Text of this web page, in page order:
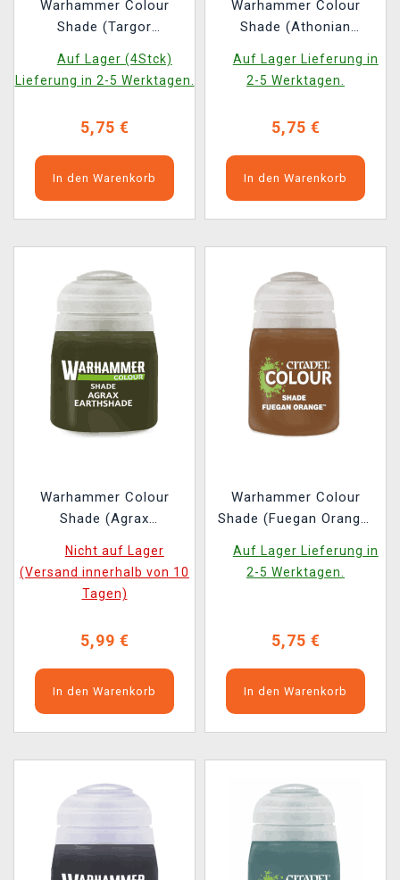
Warhammer Colour
Shade (Targor
Lila
Auf Lager (4Stck)
Lieferung in 2-5 Werktagen.
5,75 €
In den Warenkorb
Warhammer Colour
Shade (Athonian
Tonfarbe, Grün 2022
Auf Lager Lieferung in
2-5 Werktagen.
5,75 €
In den Warenkorb
Warhammer Colour
Shade (Agrax
barva, hnědá 2022
Nicht auf Lager
(Versand innerhalb von 10
Tagen)
5,99 €
In den Warenkorb
Warhammer Colour
Shade (Fuegan Orange)
Auf Lager Lieferung in
2-5 Werktagen.
5,75 €
In den Warenkorb